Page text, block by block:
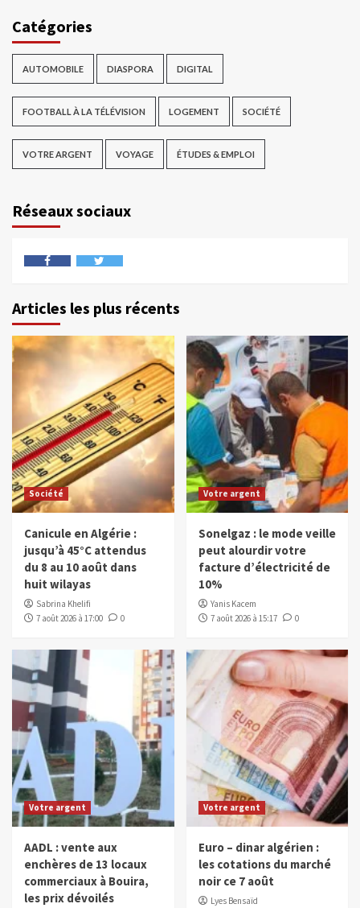
Catégories
AUTOMOBILE DIASPORA DIGITAL
FOOTBALL À LA TÉLÉVISION LOGEMENT SOCIÉTÉ
VOTRE ARGENT VOYAGE ÉTUDES & EMPLOI
Réseaux sociaux
Articles les plus récents
Société
Canicule en Algérie :
jusqu’à 45°C attendus
du 8 au 10 août dans
huit wilayas
Sabrina Khelifi
7 août 2026 à 17:00
0
Votre argent
Sonelgaz : le mode veille
peut alourdir votre
facture d’électricité de
10%
Yanis Kacem
7 août 2026 à 15:17
0
Votre argent
AADL : vente aux
enchères de 13 locaux
commerciaux à Bouira,
les prix dévoilés
Votre argent
Euro – dinar algérien :
les cotations du marché
noir ce 7 août
Lyes Bensaïd